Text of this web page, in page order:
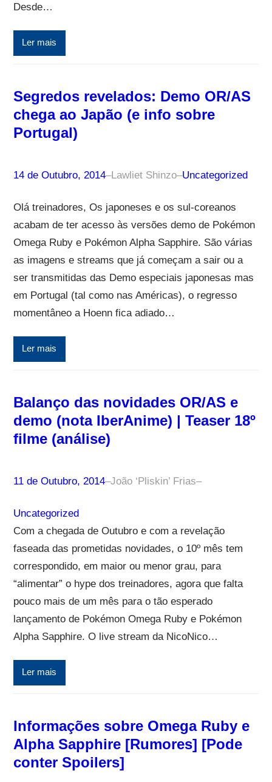
Desde…
Ler mais
Segredos revelados: Demo OR/AS
chega ao Japão (e info sobre
Portugal)
14 de Outubro, 2014–Lawliet Shinzo–Uncategorized
Olá treinadores, Os japoneses e os sul-coreanos
acabam de ter acesso às versões demo de Pokémon
Omega Ruby e Pokémon Alpha Sapphire. São várias
as imagens e streams que já começam a sair ou a
ser transmitidas das Demo especiais japonesas mas
em Portugal (tal como nas Américas), o regresso
momentâneo a Hoenn fica adiado…
Ler mais
Balanço das novidades OR/AS e
demo (nota IberAnime) | Teaser 18º
filme (análise)
11 de Outubro, 2014–João ‘Pliskin’ Frias–
Uncategorized
Com a chegada de Outubro e com a revelação
faseada das prometidas novidades, o 10º mês tem
correspondido, em maior ou menor grau, para
“alimentar” o hype dos treinadores, agora que falta
pouco mais de um mês para o tão esperado
lançamento de Pokémon Omega Ruby e Pokémon
Alpha Sapphire. O live stream da NicoNico…
Ler mais
Informações sobre Omega Ruby e
Alpha Sapphire [Rumores] [Pode
conter Spoilers]